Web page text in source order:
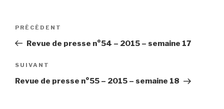
Navigation
l’article
Article
précédent
PRÉCÉDENT
Revue de presse n°54 – 2015 – semaine 17
Article
suivant
SUIVANT
Revue de presse n°55 – 2015 – semaine 18